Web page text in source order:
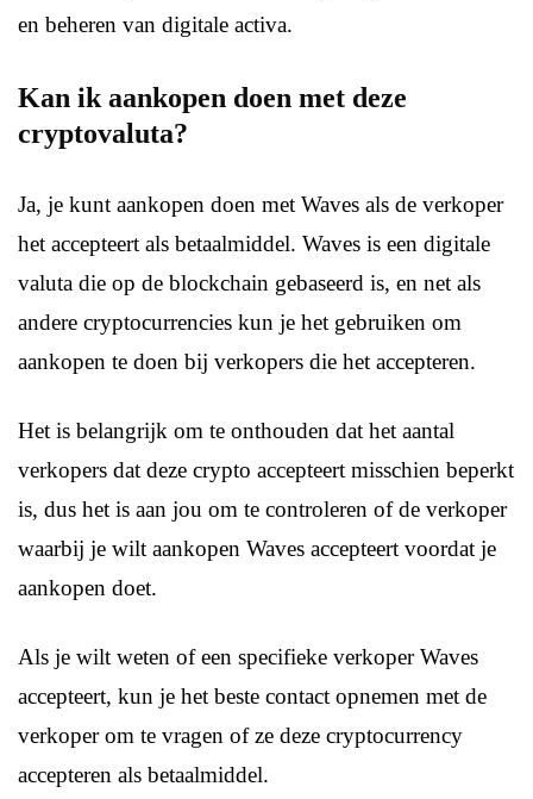
en beheren van digitale activa.
Kan ik aankopen doen met deze
cryptovaluta?
Ja, je kunt aankopen doen met Waves als de verkoper
het accepteert als betaalmiddel. Waves is een digitale
valuta die op de blockchain gebaseerd is, en net als
andere cryptocurrencies kun je het gebruiken om
aankopen te doen bij verkopers die het accepteren.
Het is belangrijk om te onthouden dat het aantal
verkopers dat deze crypto accepteert misschien beperkt
is, dus het is aan jou om te controleren of de verkoper
waarbij je wilt aankopen Waves accepteert voordat je
aankopen doet.
Als je wilt weten of een specifieke verkoper Waves
accepteert, kun je het beste contact opnemen met de
verkoper om te vragen of ze deze cryptocurrency
accepteren als betaalmiddel.